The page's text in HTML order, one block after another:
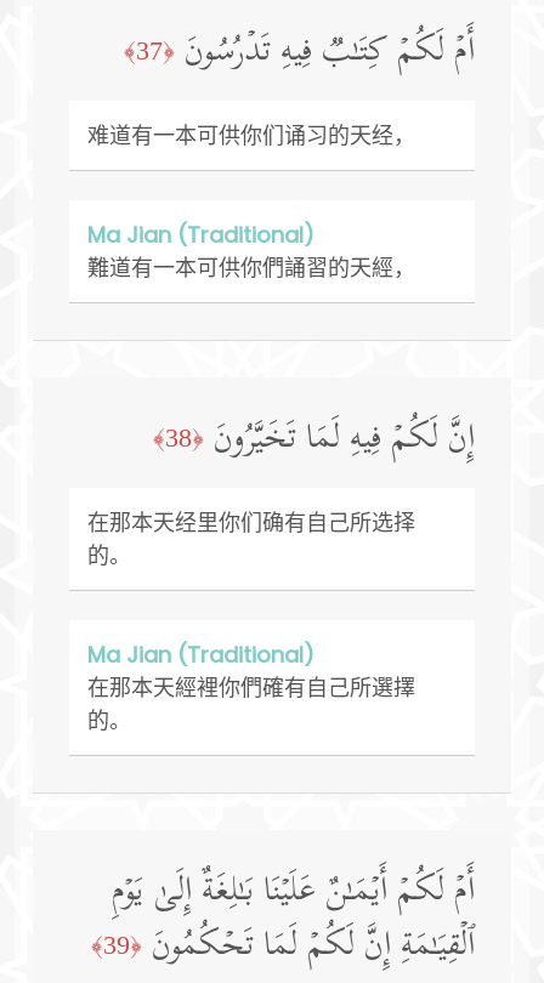
أَمۡ لَكُمۡ كِتَـٰبࣱ فِیهِ تَدۡرُسُونَ ﴿37﴾
难道有一本可供你们诵习的天经，
Ma Jian (Traditional)
難道有一本可供你們誦習的天經，
إِنَّ لَكُمۡ فِیهِ لَمَا تَخَیَّرُونَ ﴿38﴾
在那本天经里你们确有自己所选择
的。
Ma Jian (Traditional)
在那本天經裡你們確有自己所選擇
的。
أَمۡ لَكُمۡ أَیۡمَـٰنٌ عَلَیۡنَا بَـٰلِغَةٌ إِلَىٰ یَوۡمِ
ٱلۡقِیَـٰمَةِ إِنَّ لَكُمۡ لَمَا تَحۡكُمُونَ ﴿39﴾